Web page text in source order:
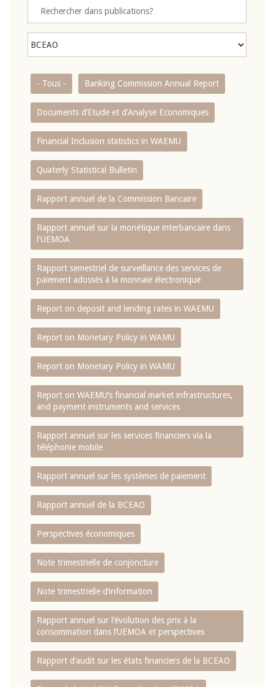
- Tous - Banking Commission Annual Report
Documents d’Etude et d’Analyse Economiques
Financial Inclusion statistics in WAEMU
Quaterly Statistical Bulletin
Rapport annuel de la Commission Bancaire
Rapport annuel sur la monétique interbancaire dans
l'UEMOA
Rapport semestriel de surveillance des services de
paiement adossés à la monnaie électronique
Report on deposit and lending rates in WAEMU
Report on Monetary Policy in WAMU
Report on Monetary Policy in WAMU
Report on WAEMU’s financial market infrastructures,
and payment instruments and services
Rapport annuel sur les services financiers via la
téléphonie mobile
Rapport annuel sur les systèmes de paiement
Rapport annuel de la BCEAO
Perspectives économiques
Note trimestrielle de conjoncture
Note trimestrielle d‘information
Rapport annuel sur l‘évolution des prix à la
consommation dans l‘UEMOA et perspectives
Rapport d‘audit sur les états financiers de la BCEAO